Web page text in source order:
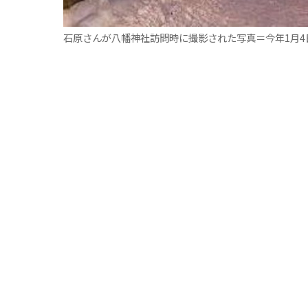
石原さんが八幡神社訪問時に撮影された写真＝今年1月4